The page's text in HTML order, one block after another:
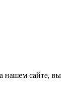
нашем сайте, вы